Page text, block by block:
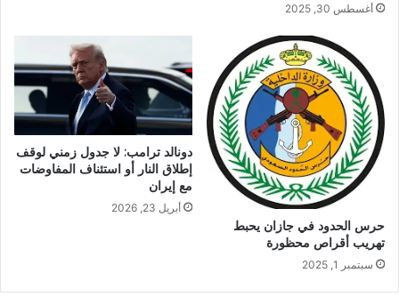
أغسطس 30, 2025
حرس الحدود في جازان يحبط
تهريب أقراص محظورة
سبتمبر 1, 2025
دونالد ترامب: لا جدول زمني لوقف
إطلاق النار أو استئناف المفاوضات
مع إيران
أبريل 23, 2026